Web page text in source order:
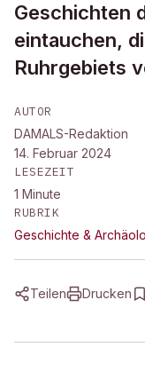
Geschichten
eintauchen,
Ruhrgebiets
AUTOR
DAMALS-Redaktion
14. Februar 2024
LESEZEIT
1 Minute
RUBRIK
Geschichte &
Teilen Drucken